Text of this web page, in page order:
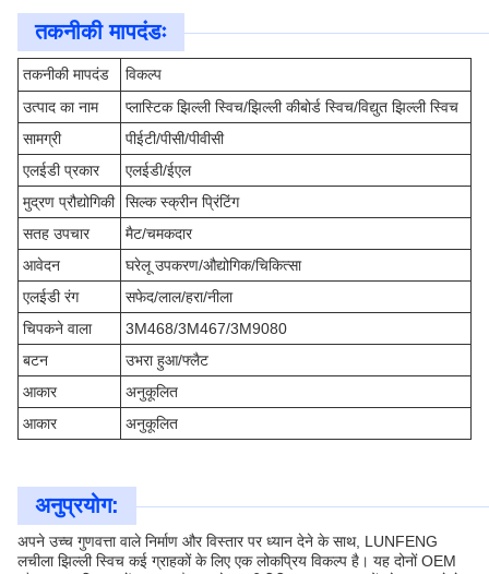
तकनीकी मापदंडः
तकनीकी मापदंड
विकल्प
उत्पाद का नाम
प्लास्टिक झिल्ली स्विच/झिल्ली कीबोर्ड स्विच/विद्युत झिल्ली स्विच
सामग्री
पीईटी/पीसी/पीवीसी
एलईडी प्रकार
एलईडी/ईएल
मुद्रण प्रौद्योगिकी
सिल्क स्क्रीन प्रिंटिंग
सतह उपचार
मैट/चमकदार
आवेदन
घरेलू उपकरण/औद्योगिक/चिकित्सा
एलईडी रंग
सफेद/लाल/हरा/नीला
चिपकने वाला
3M468/3M467/3M9080
बटन
उभरा हुआ/फ्लैट
आकार
अनुकूलित
आकार
अनुकूलित
अनुप्रयोग:
अपने उच्च गुणवत्ता वाले निर्माण और विस्तार पर ध्यान देने के साथ, LUNFENG
लचीला झिल्ली स्विच कई ग्राहकों के लिए एक लोकप्रिय विकल्प है। यह दोनों OEM